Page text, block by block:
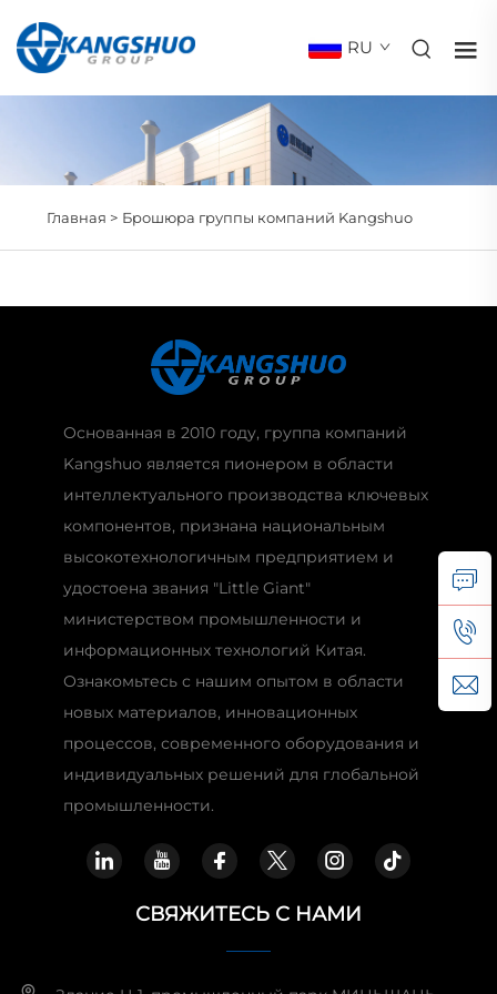
RU
Главная > Брошюра группы компаний Kangshuo
Основанная в 2010 году, группа компаний
Kangshuo является пионером в области
интеллектуального производства ключевых
компонентов, признана национальным
высокотехнологичным предприятием и
удостоена звания "Little Giant"
министерством промышленности и
информационных технологий Китая.
Ознакомьтесь с нашим опытом в области
новых материалов, инновационных
процессов, современного оборудования и
индивидуальных решений для глобальной
промышленности.
СВЯЖИТЕСЬ С НАМИ